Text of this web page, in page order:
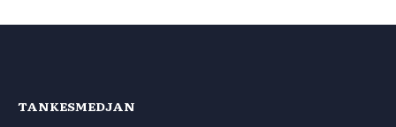
TANKESMEDJAN